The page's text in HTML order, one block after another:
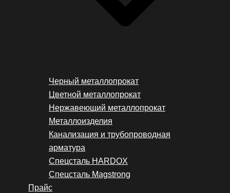
Черный металлопрокат
Цветной металлопрокат
Нержавеющий металлопрокат
Металлоизделия
Канализация и трубопроводная
арматура
Спецсталь HARDOX
Спецсталь Magstrong
Прайс